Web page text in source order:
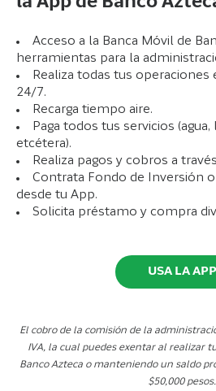
la App de Banco
Acceso a la Banca Móvil de
herramientas para la
Realiza todas tus operaciones
24/7.
Recarga tiempo aire.
Paga todos tus servicios
etcétera).
Realiza pagos y cobros a
Contrata Fondo de Inversión
desde tu App.
Solicita préstamo y compra
USA LA APP
El cobro de la comisión de la
IVA, la cual puedes exentar al realizar
Banco Azteca o manteniendo un saldo
$50,000 pesos.